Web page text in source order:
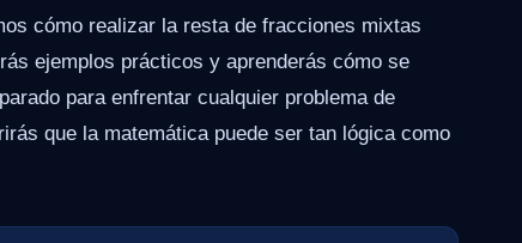
cómo realizar la resta de fracciones mixtas
ejemplos prácticos y aprenderás cómo se
para enfrentar cualquier problema de
que la matemática puede ser tan lógica como